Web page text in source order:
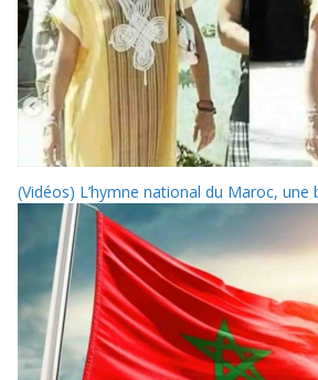
(Vidéos) L’hymne national du Maroc, une